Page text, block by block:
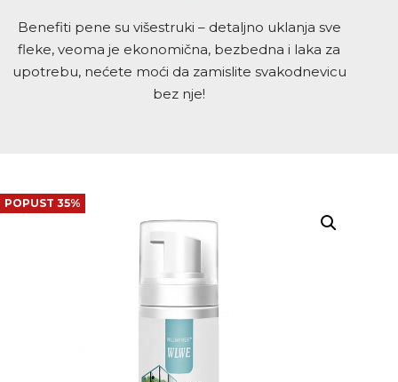
Benefiti pene su višestruki – detaljno uklanja sve
fleke, veoma je ekonomična, bezbedna i laka za
upotrebu, nećete moći da zamislite svakodnevicu
bez nje!
POPUST 35%